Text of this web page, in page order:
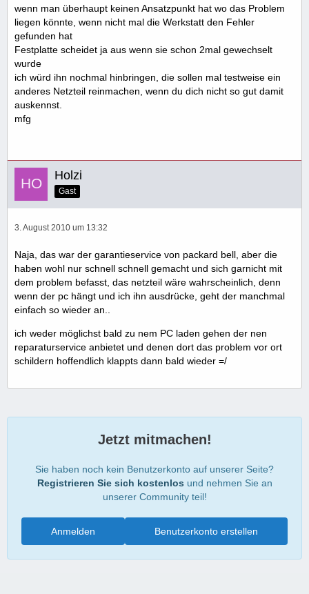
wenn man überhaupt keinen Ansatzpunkt hat wo das Problem
liegen könnte, wenn nicht mal die Werkstatt den Fehler
gefunden hat
Festplatte scheidet ja aus wenn sie schon 2mal gewechselt
wurde
ich würd ihn nochmal hinbringen, die sollen mal testweise ein
anderes Netzteil reinmachen, wenn du dich nicht so gut damit
auskennst.
mfg
Holzi
Gast
3. August 2010 um 13:32
Naja, das war der garantieservice von packard bell, aber die
haben wohl nur schnell schnell gemacht und sich garnicht mit
dem problem befasst, das netzteil wäre wahrscheinlich, denn
wenn der pc hängt und ich ihn ausdrücke, geht der manchmal
einfach so wieder an..
ich weder möglichst bald zu nem PC laden gehen der nen
reparaturservice anbietet und denen dort das problem vor ort
schildern hoffendlich klappts dann bald wieder =/
Jetzt mitmachen!
Sie haben noch kein Benutzerkonto auf unserer Seite?
Registrieren Sie sich kostenlos und nehmen Sie an
unserer Community teil!
Benutzerkonto erstellen
Anmelden